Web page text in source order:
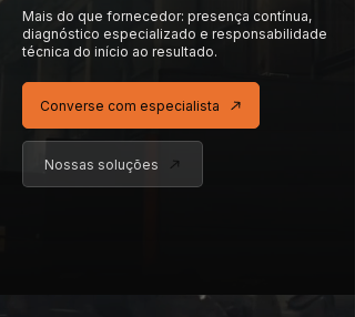
Mais do que fornecedor: presença contínua,
diagnóstico especializado e responsabilidade
técnica do início ao resultado.
Converse com especialista
Nossas soluções